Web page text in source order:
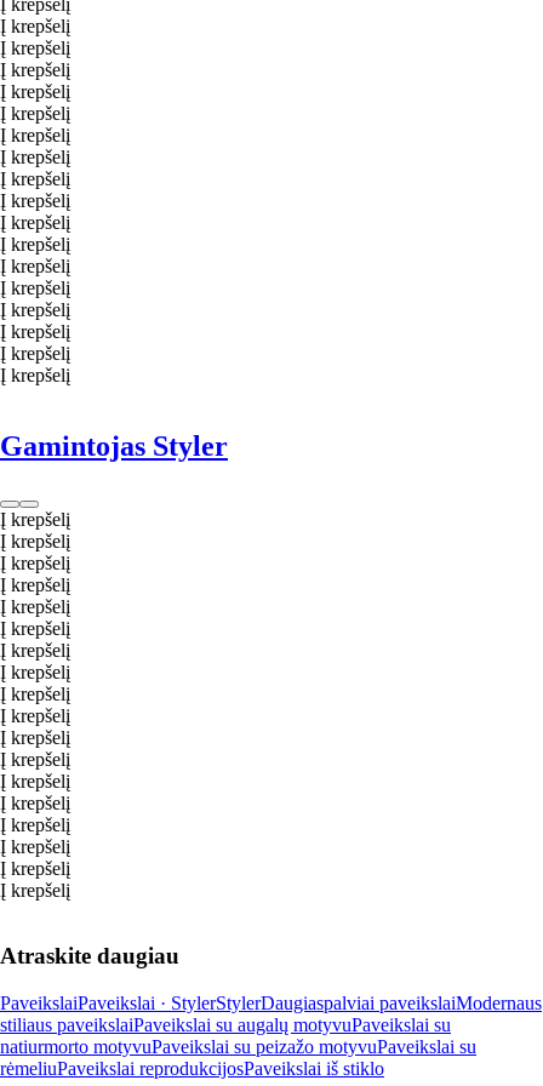
Į krepšelį
Į krepšelį
Į krepšelį
Į krepšelį
Į krepšelį
Į krepšelį
Į krepšelį
Į krepšelį
Į krepšelį
Į krepšelį
Į krepšelį
Į krepšelį
Į krepšelį
Į krepšelį
Į krepšelį
Į krepšelį
Į krepšelį
Gamintojas Styler
Į krepšelį
Į krepšelį
Į krepšelį
Į krepšelį
Į krepšelį
Į krepšelį
Į krepšelį
Į krepšelį
Į krepšelį
Į krepšelį
Į krepšelį
Į krepšelį
Į krepšelį
Į krepšelį
Į krepšelį
Į krepšelį
Į krepšelį
Į krepšelį
Atraskite daugiau
PaveikslaiPaveikslai · StylerStylerDaugiaspalviai paveikslaiModernaus
stiliaus paveikslaiPaveikslai su augalų motyvuPaveikslai su
natiurmorto motyvuPaveikslai su peizažo motyvuPaveikslai su
rėmeliuPaveikslai reprodukcijosPaveikslai iš stiklo